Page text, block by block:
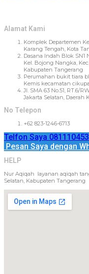
Alamat Kami
Komplek Departemen
Karang Tengah, Kota
Dasana Indah Blok SN1
Kel. Bojong Nangka,
Kabupaten Tangerang
Perumahan bukit tiara
Kemis kecamatan
Jl. SMA 63 No.51, RT.6/
Jakarta Selatan, Daerah
No Telepon
+62 823-1246-6713
Telfon Saya
Pesan Saya dengan
HELP
Nur Aqiqah layanan aqiqah
Selatan, Kabupaten Tangerang